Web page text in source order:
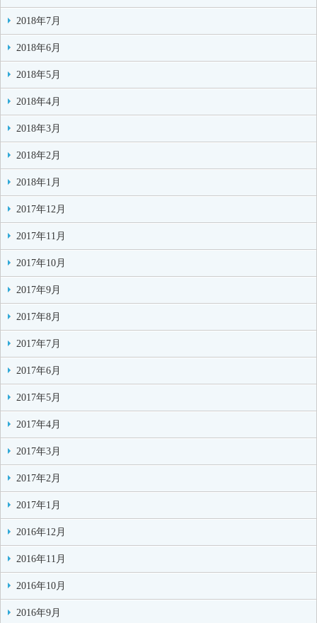
2018年7月
2018年6月
2018年5月
2018年4月
2018年3月
2018年2月
2018年1月
2017年12月
2017年11月
2017年10月
2017年9月
2017年8月
2017年7月
2017年6月
2017年5月
2017年4月
2017年3月
2017年2月
2017年1月
2016年12月
2016年11月
2016年10月
2016年9月